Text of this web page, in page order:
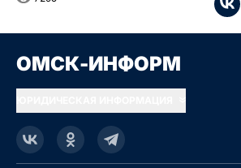
ОМСК-ИНФОРМ